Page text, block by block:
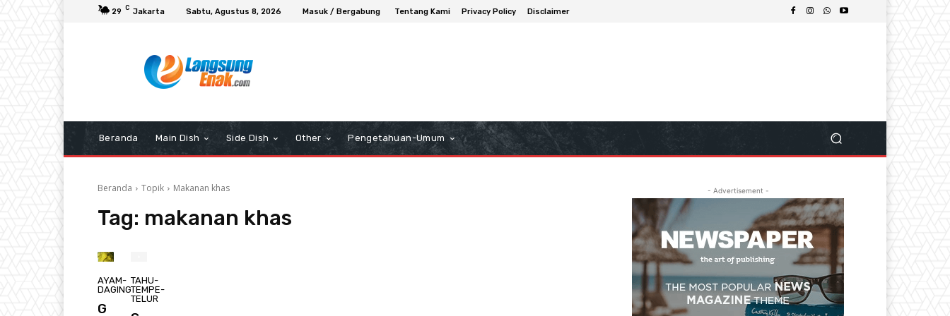
29 C Jakarta Sabtu, Agustus 8, 2026 Masuk / Bergabung Tentang Kami Privacy Policy Disclaimer
Beranda Main Dish Side Dish Other Pengetahuan-Umum
Beranda Topik Makanan khas
Tag: makanan khas
AYAM-
DAGING
G
TAHU-
TEMPE-
TELUR
- Advertisement -